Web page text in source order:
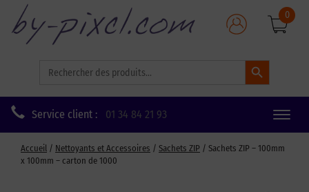
for:
Search Button
0
Service client : 01 34 84 21 93
Toggle
Accueil / Nettoyants et Accessoires / Sachets ZIP / Sachets ZIP – 100mm
x 100mm – carton de 1000